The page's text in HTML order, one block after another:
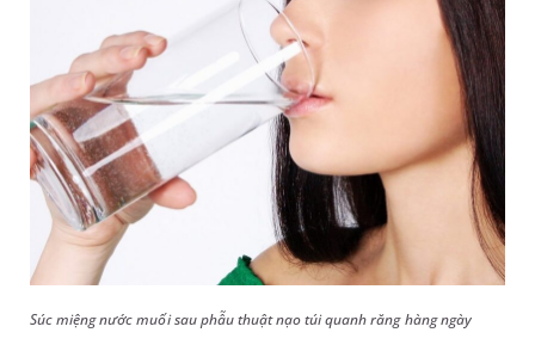
Súc miệng nước muối sau phẫu thuật nạo túi quanh răng hàng ngày